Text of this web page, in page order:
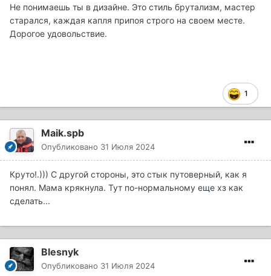
И ведь спиннинг не из самых говнокитейских. Мажор
Солпара.
Не понимаешь ты в дизайне. Это стиль брутализм, мастер
старался, каждая капля припоя строго на своем месте.
Дорогое удовольствие.
1
Maik.spb
Опубликовано 31 Июля 2024
Круто!.))) С другой стороны, это стык путоверный, как я
понял. Мама крякнула. Тут по-нормальному еще хз как
сделать...
Blesnyk
Опубликовано 31 Июля 2024